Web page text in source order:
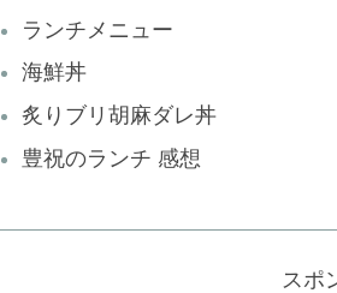
ランチメニュー
海鮮丼
炙りブリ胡麻ダレ丼
豊祝のランチ 感想
スポ